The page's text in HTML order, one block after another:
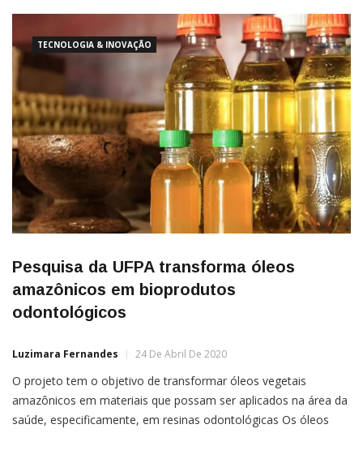
neurodegenerativas, o açaí também pode apresentar benefícios
como a redução de
TECNOLOGIA & INOVAÇÃO
Pesquisa da UFPA transforma óleos
amazônicos em bioprodutos
odontológicos
Luzimara Fernandes 24 De Abril De 2020
O projeto tem o objetivo de transformar óleos vegetais
amazônicos em materiais que possam ser aplicados na área da
saúde, especificamente, em resinas odontológicas Os óleos